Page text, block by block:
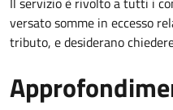
versato somme in eccesso
tributo, e desiderano